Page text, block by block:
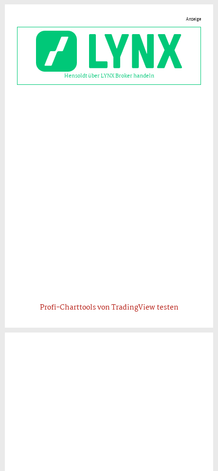
Anzeige
Hensoldt über LYNX Broker handeln
Profi-Charttools von TradingView testen